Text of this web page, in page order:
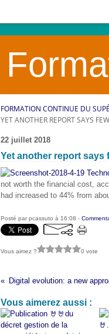
FORMATION CONTINUE DU
YET ANOTHER REPORT SAYS
22 juillet 2018
Yet another report says
not worth the financial cost,
had increased to 44% from
Posté par pcassuto à 16:08 -
Vous aimez ? 0 vote
Vous aimerez aussi :